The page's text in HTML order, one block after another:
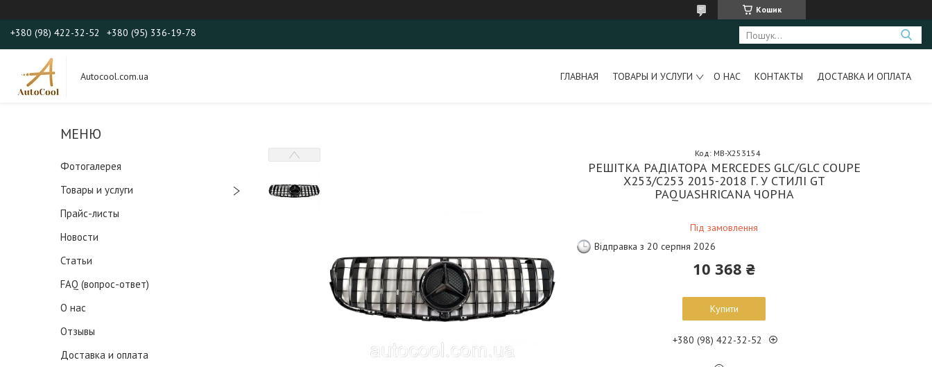
Кошик
+380 (98) 422-32-52 +380 (95) 336-19-78
Autocool.com.ua ГЛАВНАЯ ТОВАРЫ И УСЛУГИ О НАС КОНТАКТЫ ДОСТАВКА И ОПЛАТА
Фотогалерея
Товары и услуги
Прайс-листы
Новости
Статьи
FAQ (вопрос-ответ)
О нас
Отзывы
Доставка и оплата
РЕШІТКА РАДІАТОРА MERCEDES GLC/GLC COUPE
X253/C253 2015-2018 Г. У СТИЛІ GT
PAQUASHRICANA ЧОРНА
Під замовлення
Код: MB-X253154
Відправка з 20 серпня 2026
10 368 ₴
Купити
+380 (98) 422-32-52